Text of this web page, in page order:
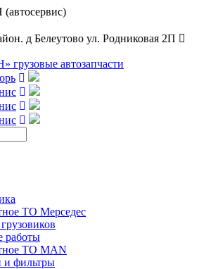
д Белеутово ул. Родниковая 2П
ТО Мерседес
работы
ТО MAN
и фильтры